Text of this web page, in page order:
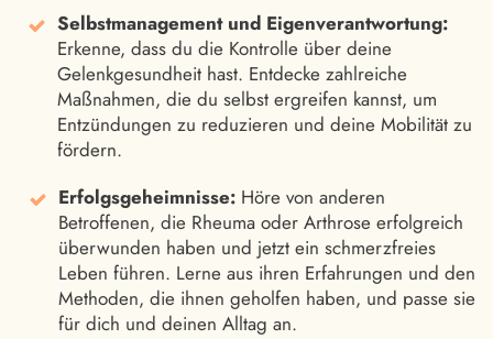
Selbstmanagement und Eigenverantwortung:
Erkenne, dass du die Kontrolle über deine
Gelenkgesundheit hast. Entdecke zahlreiche
Maßnahmen, die du selbst ergreifen kannst, um
Entzündungen zu reduzieren und deine Mobilität zu
fördern.
Erfolgsgeheimnisse: Höre von anderen
Betroffenen, die Rheuma oder Arthrose erfolgreich
überwunden haben und jetzt ein schmerzfreies
Leben führen. Lerne aus ihren Erfahrungen und den
Methoden, die ihnen geholfen haben, und passe sie
für dich und deinen Alltag an.